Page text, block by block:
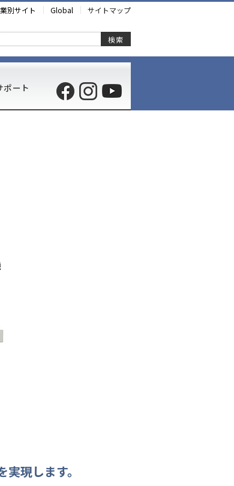
別サイト Global サイトマップ
検索
ポート
現します。